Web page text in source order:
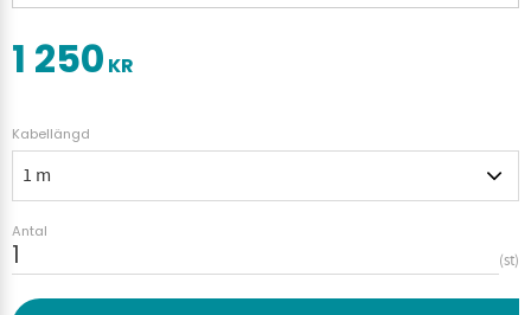
1 250 KR
Kabellängd
Antal
st